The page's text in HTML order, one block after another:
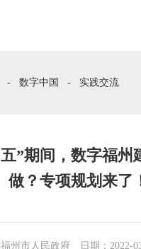
- 数字中国 - 实践交流
”期间，数字福州
做？专项规划来了
州市人民政府 日期：2022-